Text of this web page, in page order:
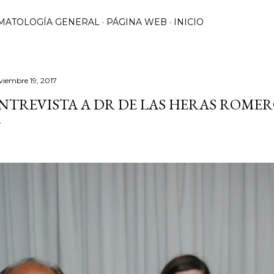
GENERAL PÁGINA WEB INICIO
19, 2017
A DR DE LAS HERAS